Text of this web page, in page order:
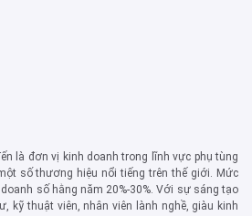
là đơn vị kinh doanh trong lĩnh vực phụ tùng
số thương hiệu nổi tiếng trên thế giới. Mức
số hằng năm 20%-30%. Với sự sáng tạo
kỹ thuật viên, nhân viên lành nghề, giàu kinh